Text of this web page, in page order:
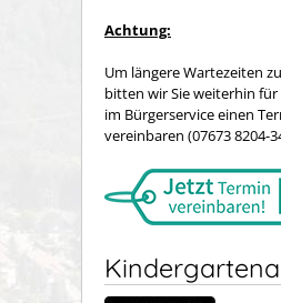
Achtung:
Um längere Wartezeiten
bitten wir Sie weiterhin
im Bürgerservice einen
vereinbaren (07673 8204-